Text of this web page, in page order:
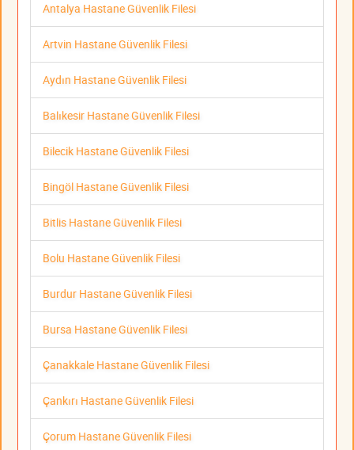
Antalya Hastane Güvenlik Filesi
Artvin Hastane Güvenlik Filesi
Aydın Hastane Güvenlik Filesi
Balıkesir Hastane Güvenlik Filesi
Bilecik Hastane Güvenlik Filesi
Bingöl Hastane Güvenlik Filesi
Bitlis Hastane Güvenlik Filesi
Bolu Hastane Güvenlik Filesi
Burdur Hastane Güvenlik Filesi
Bursa Hastane Güvenlik Filesi
Çanakkale Hastane Güvenlik Filesi
Çankırı Hastane Güvenlik Filesi
Çorum Hastane Güvenlik Filesi